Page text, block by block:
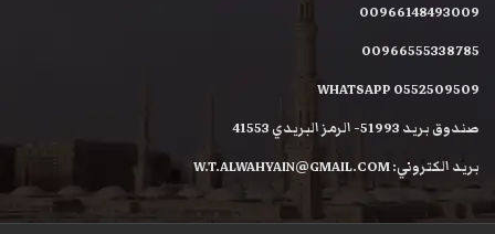
00966148493009
00966555338785
WHATSAPP 0552509509
صندوق بريد 51993- الرمز البريدي 41553
بريد الكتروني: W.T.ALWAHYAIN@GMAIL.COM